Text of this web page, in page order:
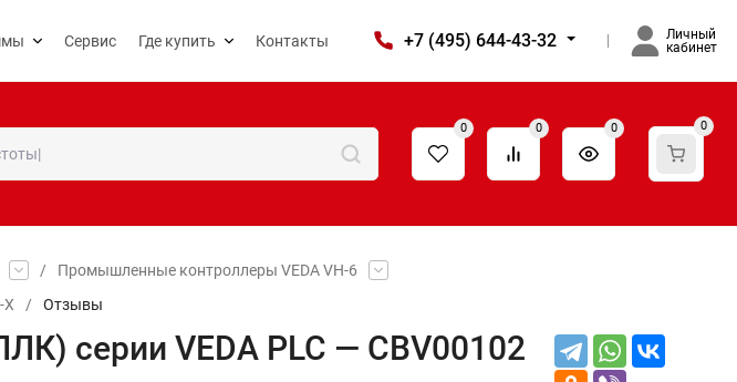
Сервис Где купить Контакты +7 (495) 644-43-32
Личный
кабинет
0 0 0 0
/
​Промышленные контроллеры VEDA VH-6​​​
X / Отзывы
серии VEDA PLC — CBV00102